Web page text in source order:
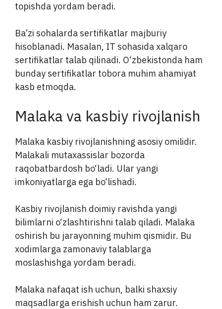
topishda yordam beradi.
Ba’zi sohalarda sertifikatlar majburiy
hisoblanadi. Masalan, IT sohasida xalqaro
sertifikatlar talab qilinadi. O‘zbekistonda ham
bunday sertifikatlar tobora muhim ahamiyat
kasb etmoqda.
Malaka va kasbiy rivojlanish
Malaka kasbiy rivojlanishning asosiy omilidir.
Malakali mutaxassislar bozorda
raqobatbardosh bo‘ladi. Ular yangi
imkoniyatlarga ega bo‘lishadi.
Kasbiy rivojlanish doimiy ravishda yangi
bilimlarni o‘zlashtirishni talab qiladi. Malaka
oshirish bu jarayonning muhim qismidir. Bu
xodimlarga zamonaviy talablarga
moslashishga yordam beradi.
Malaka nafaqat ish uchun, balki shaxsiy
maqsadlarga erishish uchun ham zarur.